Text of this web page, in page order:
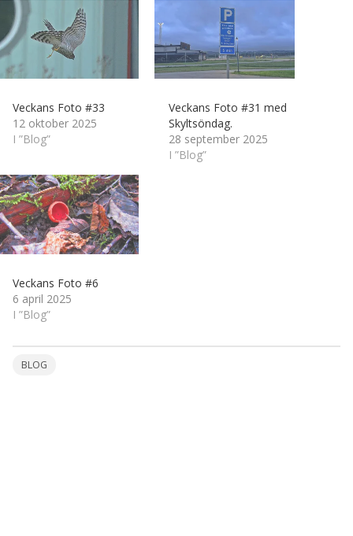
Veckans Foto #33
12 oktober 2025
I ”Blog”
Veckans Foto #31 med
Skyltsöndag.
28 september 2025
I ”Blog”
Veckans Foto #6
6 april 2025
I ”Blog”
BLOG